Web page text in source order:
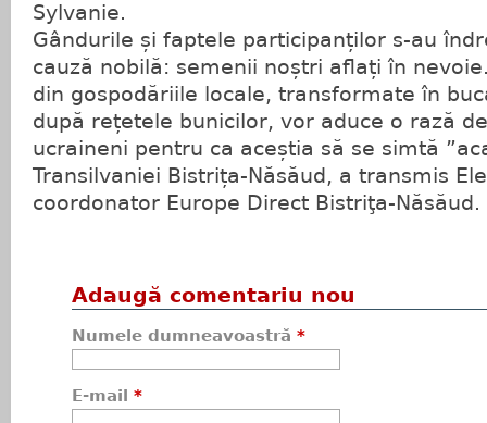
Sylvanie.
Gândurile și faptele participanților s-au
cauză nobilă: semenii noștri aflați în
din gospodăriile locale, transformate în
după rețetele bunicilor, vor aduce o rază
ucraineni pentru ca aceștia să se simtă
Transilvaniei Bistrița-Năsăud, a transmis
coordonator Europe Direct Bistriţa-Năsăud.
Adaugă comentariu nou
Numele dumneavoastră *
E-mail *